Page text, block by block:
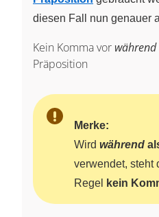
diesen Fall nun genauer
Kein Komma vor während
Präposition
Merke:
Wird während
verwendet, steht
Regel
kein